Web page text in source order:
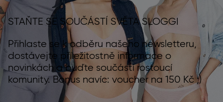
STAŇTE SE SOUČÁSTÍ SVĚTA SLOGGI
Přihlaste se k odběru našeho newsletteru,
dostávejte příležitostně informace o
novinkách a buďte součástí rostoucí
komunity. Bonus navíc: voucher na 150 Kč ;)